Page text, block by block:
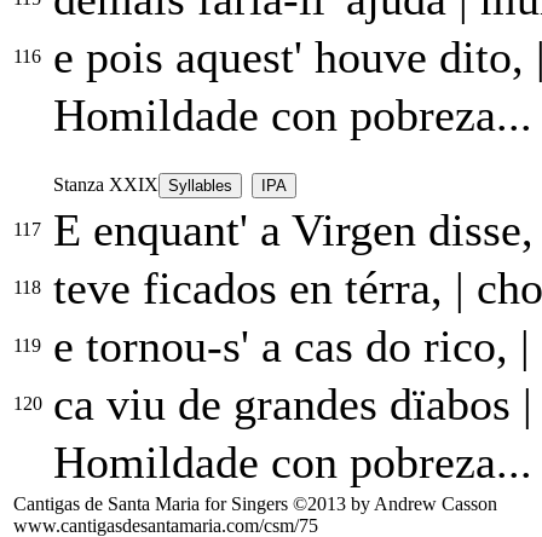
116 e pois aquest' houve dito,
Homildade con pobreza...
Stanza XXIX Syllables IPA
117 E enquant' a Virgen
118 teve ficados en térra, |
119 e tornou-s' a cas do rico, |
120 ca viu de grandes dïabos |
Homildade con pobreza...
Cantigas de Santa Maria for Singers ©2013 by Andrew Casson
www.cantigasdesantamaria.com/csm/75